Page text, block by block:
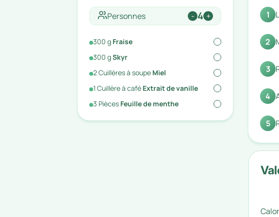
Personnes - 4 +
300 g Fraise
300 gSkyr
2Cuillères à soupe Miel
1 Cuillère à café Extrait de vanille
3 Pièces Feuille de menthe
1
2
3
4
5